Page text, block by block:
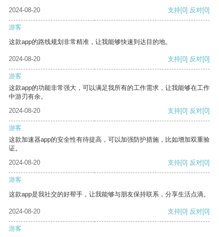
2024-08-20
支持[0] 反对[0]
游客
这款app的路线规划非常精准，让我能够快速到达目的地。
2024-08-20 支持[0] 反对[0]
游客
这款app的功能非常强大，可以满足我所有的工作需求，让我能够在工作
中游刃有余。
2024-08-20
支持[0] 反对[0]
游客
这款加速器app的安全性有待提高，可以加强防护措施，比如增加双重验
证。
2024-08-20
支持[0] 反对[0]
游客
这款app是我社交的好帮手，让我能够与朋友保持联系，分享生活点滴。
2024-08-20 支持[0] 反对[0]
游客